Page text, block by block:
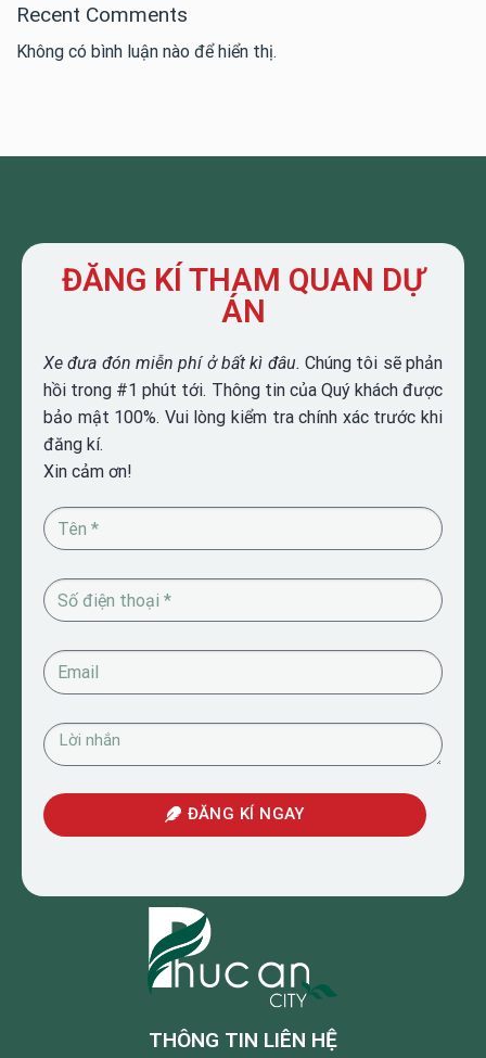
Recent Comments
Không có bình luận nào để hiển thị.
ĐĂNG KÍ THAM QUAN DỰ
ÁN
Xe đưa đón miễn phí ở bất kì đâu. Chúng tôi sẽ phản
hồi trong #1 phút tới. Thông tin của Quý khách được
bảo mật 100%. Vui lòng kiểm tra chính xác trước khi
đăng kí.
Xin cảm ơn!
ĐĂNG KÍ NGAY
THÔNG TIN LIÊN HỆ